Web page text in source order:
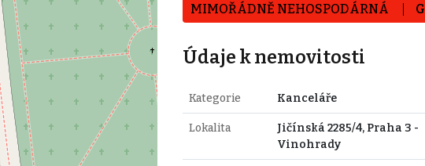
MIMOŘÁDNĚ NEHOSPODÁRNÁ G
Údaje k nemovitosti
Kategorie Kanceláře
Lokalita
Jičínská 2285/4, Praha 3 -
Vinohrady